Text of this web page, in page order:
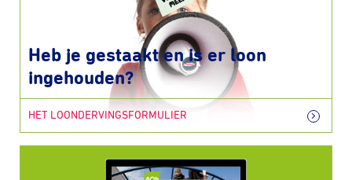
Heb je gestaakt en is er loon
ingehouden?
HET LOONDERVINGSFORMULIER